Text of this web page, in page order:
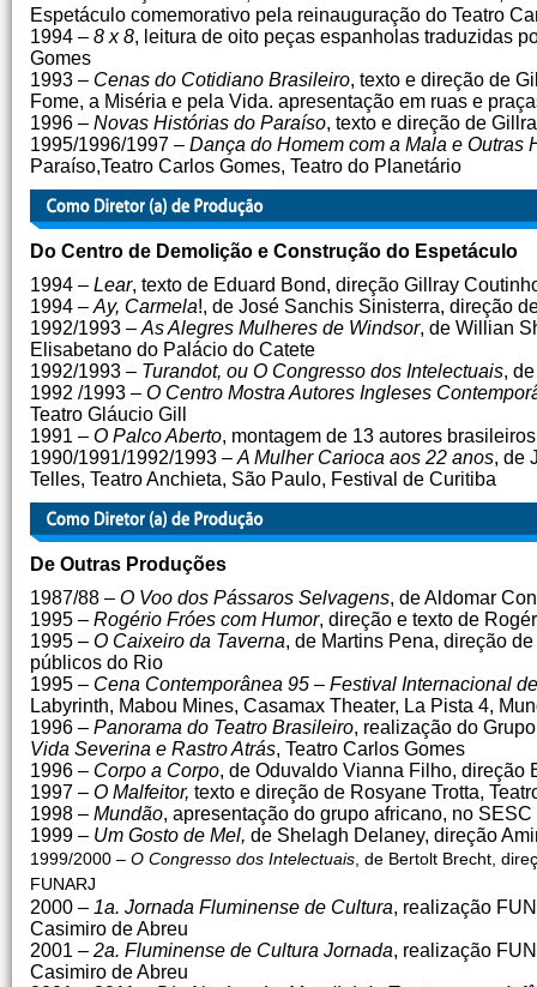
Espetáculo comemorativo pela reinauguração do Teatro
1994 – 8 x 8, leitura de oito peças espanholas traduzidas
Gomes
1993 – Cenas do Cotidiano Brasileiro, texto e direção de
Fome, a Miséria e pela Vida. apresentação em ruas e
1996 – Novas Histórias do Paraíso, texto e direção de
1995/1996/1997 – Dança do Homem com a Mala e Outras
Paraíso,Teatro Carlos Gomes, Teatro do Planetário
Do Centro de Demolição e Construção do Espetáculo
1994 – Lear, texto de Eduard Bond, direção Gillray
1994 – Ay, Carmela!, de José Sanchis Sinisterra, direção
1992/1993 – As Alegres Mulheres de Windsor, de Willian
Elisabetano do Palácio do Catete
1992/1993 – Turandot, ou O Congresso dos Intelectuais,
1992 /1993 – O Centro Mostra Autores Ingleses
Teatro Gláucio Gill
1991 – O Palco Aberto, montagem de 13 autores
1990/1991/1992/1993 – A Mulher Carioca aos 22 anos, de
Telles, Teatro Anchieta, São Paulo, Festival de Curitiba
De Outras Produções
1987/88 – O Voo dos Pássaros Selvagens, de Aldomar
1995 – Rogério Fróes com Humor, direção e texto de
1995 – O Caixeiro da Taverna, de Martins Pena, direção
públicos do Rio
1995 – Cena Contemporânea 95 – Festival Internacional
Labyrinth, Mabou Mines, Casamax Theater, La Pista 4,
1996 – Panorama do Teatro Brasileiro, realização do
Vida Severina e Rastro Atrás, Teatro Carlos Gomes
1996 – Corpo a Corpo, de Oduvaldo Vianna Filho, direção
1997 – O Malfeitor, texto e direção de Rosyane Trotta,
1998 – Mundão, apresentação do grupo africano, no
1999 – Um Gosto de Mel, de Shelagh Delaney, direção
1999/2000 – O Congresso dos Intelectuais , de Bertolt Brecht,
FUNARJ
2000 – 1a. Jornada Fluminense de Cultura, realização
Casimiro de Abreu
2001 – 2a. Fluminense de Cultura Jornada, realização
Casimiro de Abreu